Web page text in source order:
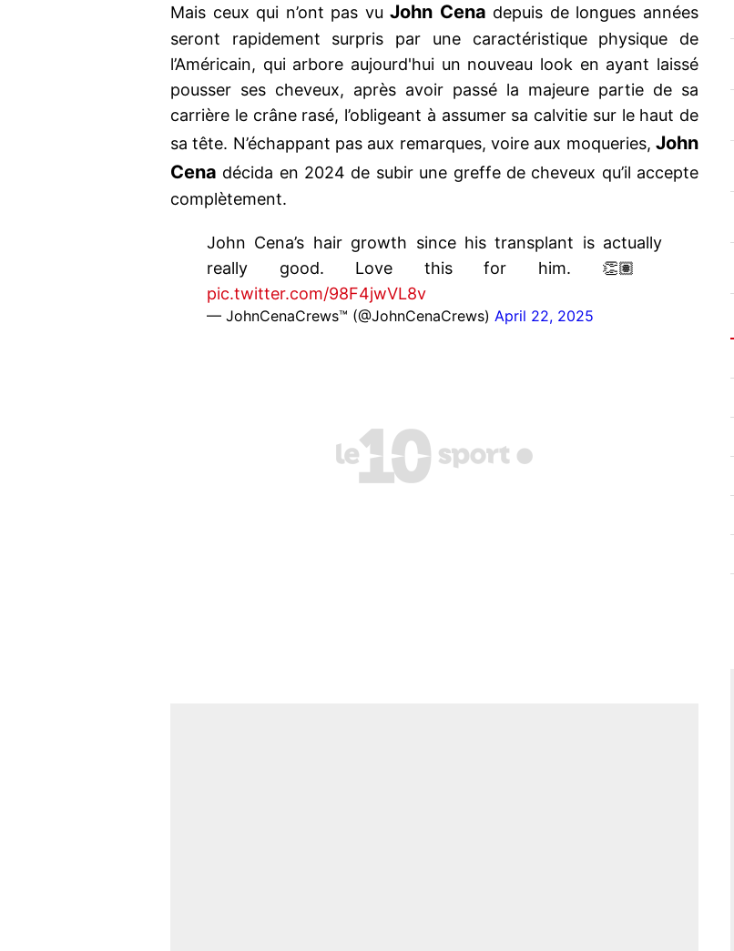
Mais ceux qui n’ont pas vuJohn Cena depuis de longues années
seront rapidement surpris par une caractéristique physique de
l’Américain, qui arbore aujourd'hui un nouveau look en ayant laissé
pousser ses cheveux, après avoir passé la majeure partie de sa
carrière le crâne rasé, l’obligeant à assumer sa calvitie sur le haut de
sa tête. N’échappant pas aux remarques, voire aux moqueries, John
Cena décida en 2024 de subir une greffe de cheveux qu’il accepte
complètement.
John Cena’s hair growth since his transplant is actually
really good. Love this for him. 👏🏽
pic.twitter.com/98F4jwVL8v
— JohnCenaCrews™ (@JohnCenaCrews) April 22, 2025